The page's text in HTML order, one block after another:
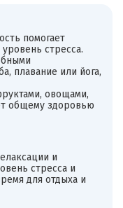
помогает
стресса.
плавание или йога,
овощами,
общему здоровью
и
стресса и
для отдыха и